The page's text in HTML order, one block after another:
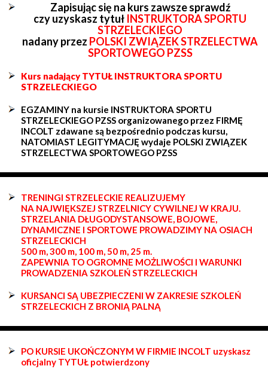
Zapisując się na kurs zawsze sprawdź
czy uzyskasz tytuł INSTRUKTORA SPORTU
STRZELECKIEGO
nadany przez POLSKI ZWIĄZEK STRZELECTWA
SPORTOWEGO PZSS
Kurs nadający TYTUŁ INSTRUKTORA SPORTU
STRZELECKIEGO
EGZAMINY na kursie INSTRUKTORA SPORTU
STRZELECKIEGO PZSS organizowanego przez FIRMĘ
INCOLT zdawane są bezpośrednio podczas kursu,
NATOMIAST LEGITYMACJĘ wydaje POLSKI ZWIĄZEK
STRZELECTWA SPORTOWEGO PZSS
TRENINGI STRZELECKIE REALIZUJEMY
NA NAJWIĘKSZEJ STRZELNICY CYWILNEJ W KRAJU.
STRZELANIA DŁUGODYSTANSOWE, BOJOWE,
DYNAMICZNE I SPORTOWE PROWADZIMY NA OSIACH
STRZELECKICH
500 m, 300 m, 100 m, 50 m, 25 m.
ZAPEWNIA TO OGROMNE MOŻLIWOŚCI I WARUNKI
PROWADZENIA SZKOLEŃ STRZELECKICH
KURSANCI SĄ UBEZPIECZENI W ZAKRESIE SZKOLEŃ
STRZELECKICH Z BRONIĄ PALNĄ
PO KURSIE UKOŃCZONYM W FIRMIE INCOLT uzyskasz
oficjalny TYTUŁ potwierdzony